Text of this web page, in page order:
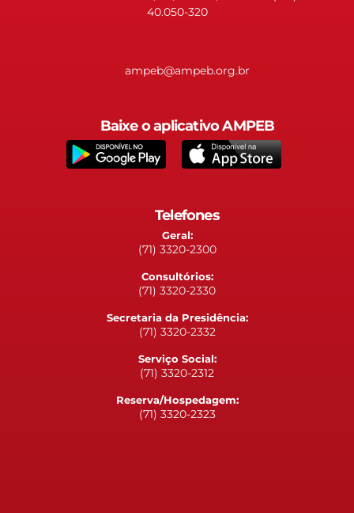
40.050-320
ampeb@ampeb.org.br
Baixe o aplicativo AMPEB
Telefones
Geral:
(71) 3320-2300
Consultórios:
(71) 3320-2330
Secretaria da Presidência:
(71) 3320-2332
Serviço Social:
(71) 3320-2312
Reserva/Hospedagem:
(71) 3320-2323